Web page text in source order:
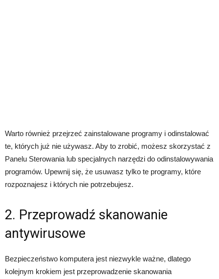
Warto również przejrzeć zainstalowane programy i odinstalować
te, których już nie używasz. Aby to zrobić, możesz skorzystać z
Panelu Sterowania lub specjalnych narzędzi do odinstalowywania
programów. Upewnij się, że usuwasz tylko te programy, które
rozpoznajesz i których nie potrzebujesz.
2. Przeprowadź skanowanie
antywirusowe
Bezpieczeństwo komputera jest niezwykle ważne, dlatego
kolejnym krokiem jest przeprowadzenie skanowania